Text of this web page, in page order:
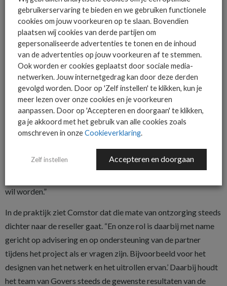
leveranciers opgezette dienst, bijvoorbeeld als het gaat om
MDR- of SOC-services, die door partners in de markt wordt
gezet maar door de leverancier wordt gemanaged. “Bij het
aanbod van Cisco en Comstor staat het netwerk fysiek
gewoon bij de klant, of op een locatie van de klant, maar wordt
het vanuit de cloud gemanaged,” legt Govers uit. Dat kan
volgens hem twee dingen betekenen. “De partner ontzorgt het
volledig voor de eindgebruiker. Of hij geeft, vooral grotere
eindgebruikers met een eigen IT-afdeling, nog de mogelijkheid
kleinere aanpassingen zelf door te voeren.” Ook in dat laatste
geval wordt alles nog steeds gemanaged vanuit de cloud. “De
keuze tussen beide alternatieven is in feite afhankelijk van het
wil worden.”
In de praktijk ziet Comstor dat die mate van ontzorging steeds
dichter naar de reseller gaat. “En onze rol is daarbij met name
gericht op advisering en op ondersteuning van de partner
tijdens het project als er vragen zijn. Bijvoorbeeld voor het
designen van het netwerk en het uitrollen ervan.’ Daarbij houdt
het team van Govers steeds de gewenste resultaten van de
gebruikerservaring te bieden en we gebruiken functionele
cookies om jouw voorkeuren op te slaan. Bovendien
plaatsen wij cookies van derde partijen om
gepersonaliseerde advertenties te tonen en de inhoud
van de advertenties op jouw voorkeuren af te stemmen.
Ook worden er cookies geplaatst door sociale media-
netwerken. Jouw internetgedrag kan door deze derden
gevolgd worden. Door op 'Zelf instellen' te klikken, kun je
meer lezen over onze cookies en je voorkeuren
aanpassen. Door op 'Accepteren en doorgaan' te klikken,
ga je akkoord met het gebruik van alle cookies zoals
omschreven in onzeCookieverklaring.
Zelf instellen Accepteren en doorgaan